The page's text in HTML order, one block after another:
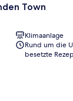
Town
Klimaanlage
Rund um die
besetzte